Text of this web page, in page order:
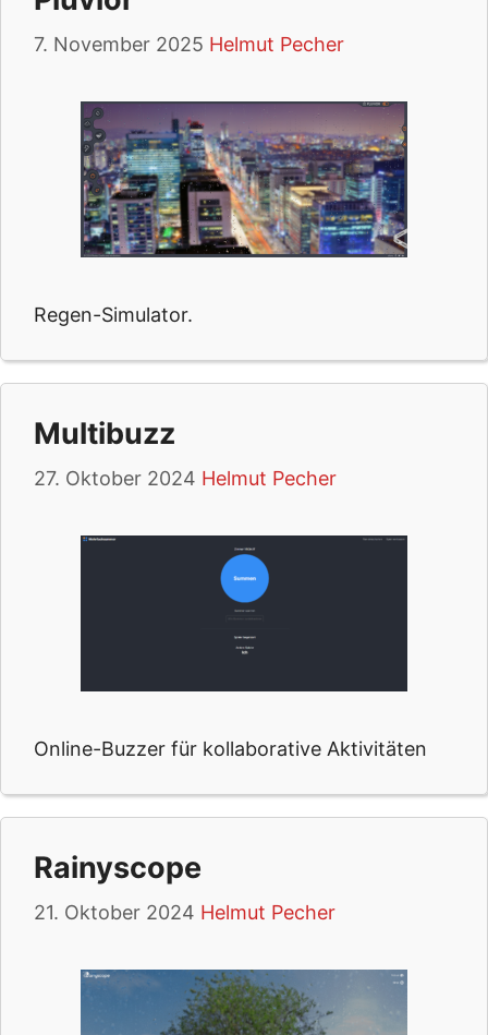
7. November 2025 Helmut Pecher
Regen-Simulator.
Multibuzz
27. Oktober 2024 Helmut Pecher
Online-Buzzer für kollaborative Aktivitäten
Rainyscope
21. Oktober 2024 Helmut Pecher